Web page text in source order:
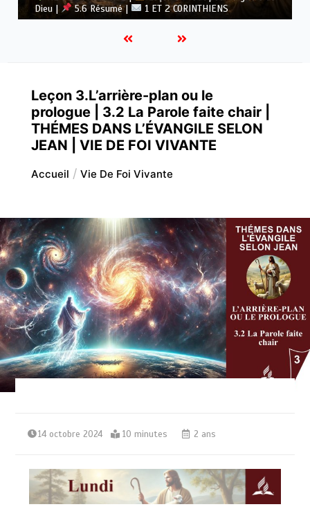
Dieu |
5.5 Vaincre l’idolâtrie | 1 ET 2 CORINTHIENS
Leçon 3.L’arrière-plan ou le
prologue | 3.2 La Parole faite chair |
THÉMES DANS L’ÉVANGILE SELON
JEAN | VIE DE FOI VIVANTE
Accueil Vie De Foi Vivante
14 octobre 2024 10 minutes 2 ans